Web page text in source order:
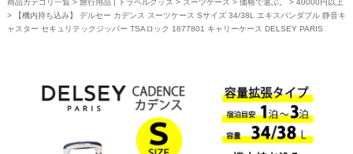
商品カテゴリ一覧 > 旅行用品 | トラベルグッズ> スーツケース > 価格で選ぶ。 > 40000円以上
> 【機内持ち込み】 デルセー カデンス スーツケース Sサイズ 34/38L エキスパンダブル 静音キ
ャスター セキュリテックジッパー TSAロック 1677801 キャリーケース DELSEY PARIS